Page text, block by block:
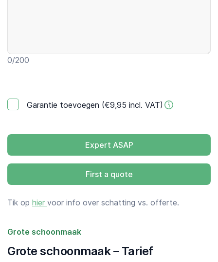
0/200
Garantie toevoegen (€9,95 incl. VAT)
Expert ASAP
First a quote
Tik op hier voor info over schatting vs. offerte.
Grote schoonmaak
Grote schoonmaak – Tarief